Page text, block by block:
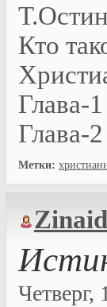
Кто
Глава-1
Глава-2
Метки:
Четверг,